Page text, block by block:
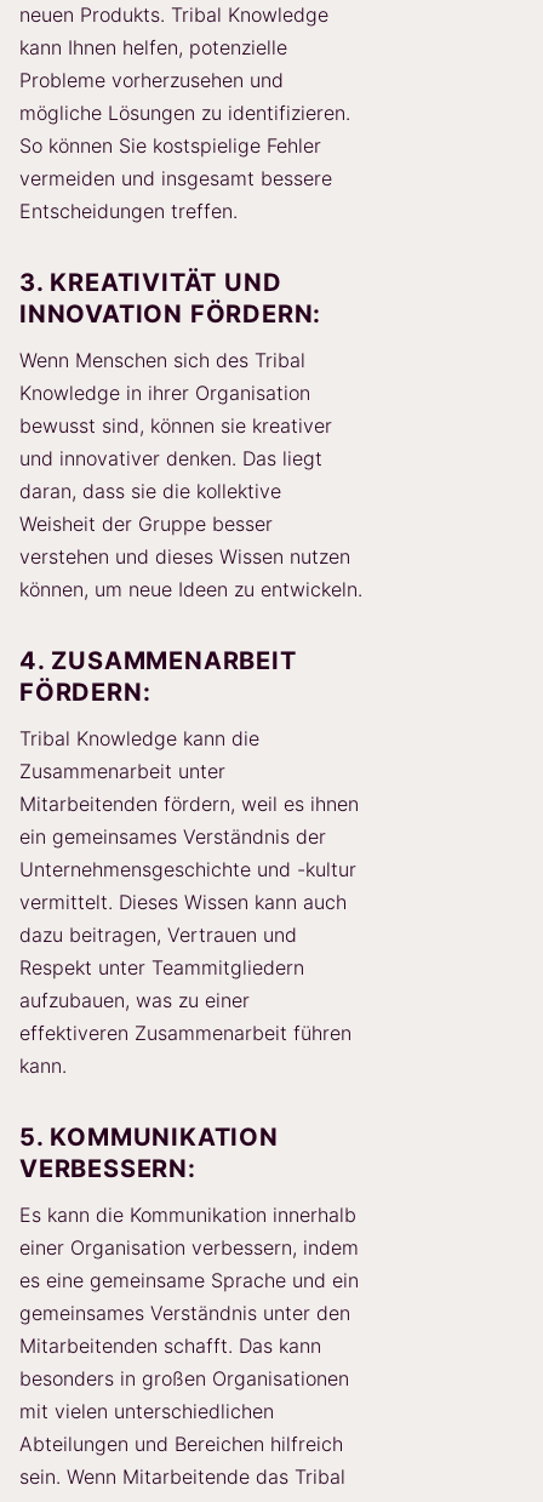
neuen Produkts. Tribal Knowledge
kann Ihnen helfen, potenzielle
Probleme vorherzusehen und
mögliche Lösungen zu identifizieren.
So können Sie kostspielige Fehler
vermeiden und insgesamt bessere
Entscheidungen treffen.
3. KREATIVITÄT UND
INNOVATION FÖRDERN:
Wenn Menschen sich des Tribal
Knowledge in ihrer Organisation
bewusst sind, können sie kreativer
und innovativer denken. Das liegt
daran, dass sie die kollektive
Weisheit der Gruppe besser
verstehen und dieses Wissen nutzen
können, um neue Ideen zu entwickeln.
4. ZUSAMMENARBEIT
FÖRDERN:
Tribal Knowledge kann die
Zusammenarbeit unter
Mitarbeitenden fördern, weil es ihnen
ein gemeinsames Verständnis der
Unternehmensgeschichte und -kultur
vermittelt. Dieses Wissen kann auch
dazu beitragen, Vertrauen und
Respekt unter Teammitgliedern
aufzubauen, was zu einer
effektiveren Zusammenarbeit führen
kann.
5. KOMMUNIKATION
VERBESSERN:
Es kann die Kommunikation innerhalb
einer Organisation verbessern, indem
es eine gemeinsame Sprache und ein
gemeinsames Verständnis unter den
Mitarbeitenden schafft. Das kann
besonders in großen Organisationen
mit vielen unterschiedlichen
Abteilungen und Bereichen hilfreich
sein. Wenn Mitarbeitende das Tribal